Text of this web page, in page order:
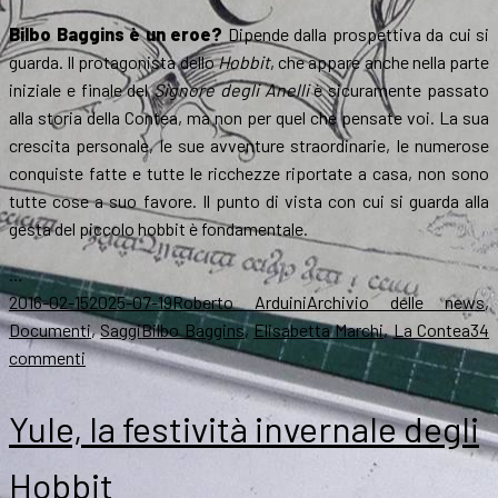
Bilbo Baggins è un eroe? Dipende dalla prospettiva da cui si
guarda. Il protagonista delloHobbit, che appare anche nella parte
iniziale e finale delSignore degli Anelliè sicuramente passato
alla storia della Contea, ma non per quel che pensate voi. La sua
crescita personale, le sue avventure straordinarie, le numerose
conquiste fatte e tutte le ricchezze riportate a casa, non sono
tutte cose a suo favore. Il punto di vista con cui si guarda alla
gesta del piccolo hobbit è fondamentale.
…
Scritto
il
2016-02-152025-07-19Autore
Roberto ArduiniCategorie
Archivio delle news,
Documenti,SaggiTag
Bilbo Baggins,Elisabetta Marchi, La Contea34
commentisu
sbandato?
Yule, la festività invernale degli
Hobbit